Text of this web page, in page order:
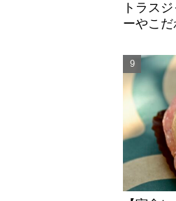
トラス
ーやこ